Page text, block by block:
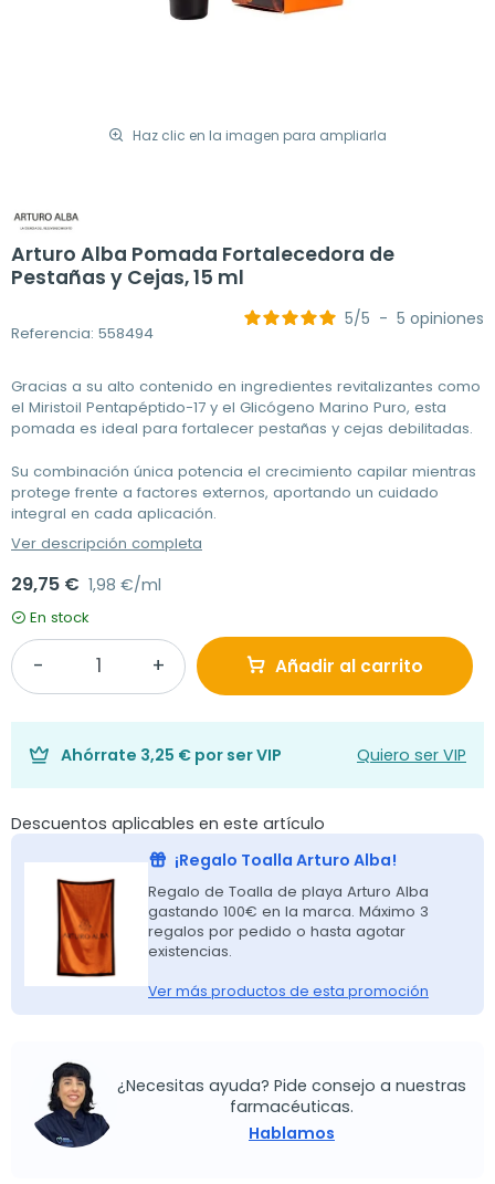
Haz clic en la imagen para ampliarla
Arturo Alba Pomada Fortalecedora de
Pestañas y Cejas, 15 ml
Referencia: 558494
5/5 - 5 opiniones
Gracias a su alto contenido en ingredientes revitalizantes como
el Miristoil Pentapéptido-17 y el Glicógeno Marino Puro, esta
pomada es ideal para fortalecer pestañas y cejas debilitadas.
Su combinación única potencia el crecimiento capilar mientras
protege frente a factores externos, aportando un cuidado
integral en cada aplicación.
Ver descripción completa
29,75 € 1,98 €/ml
En stock
Añadir al carrito
Ahórrate 3,25 € por ser VIP Quiero ser VIP
Descuentos aplicables en este artículo
¡Regalo Toalla Arturo Alba!
Regalo de Toalla de playa Arturo Alba
gastando 100€ en la marca. Máximo 3
regalos por pedido o hasta agotar
existencias.
Ver más productos de esta promoción
¿Necesitas ayuda? Pide consejo a nuestras
farmacéuticas.
Hablamos